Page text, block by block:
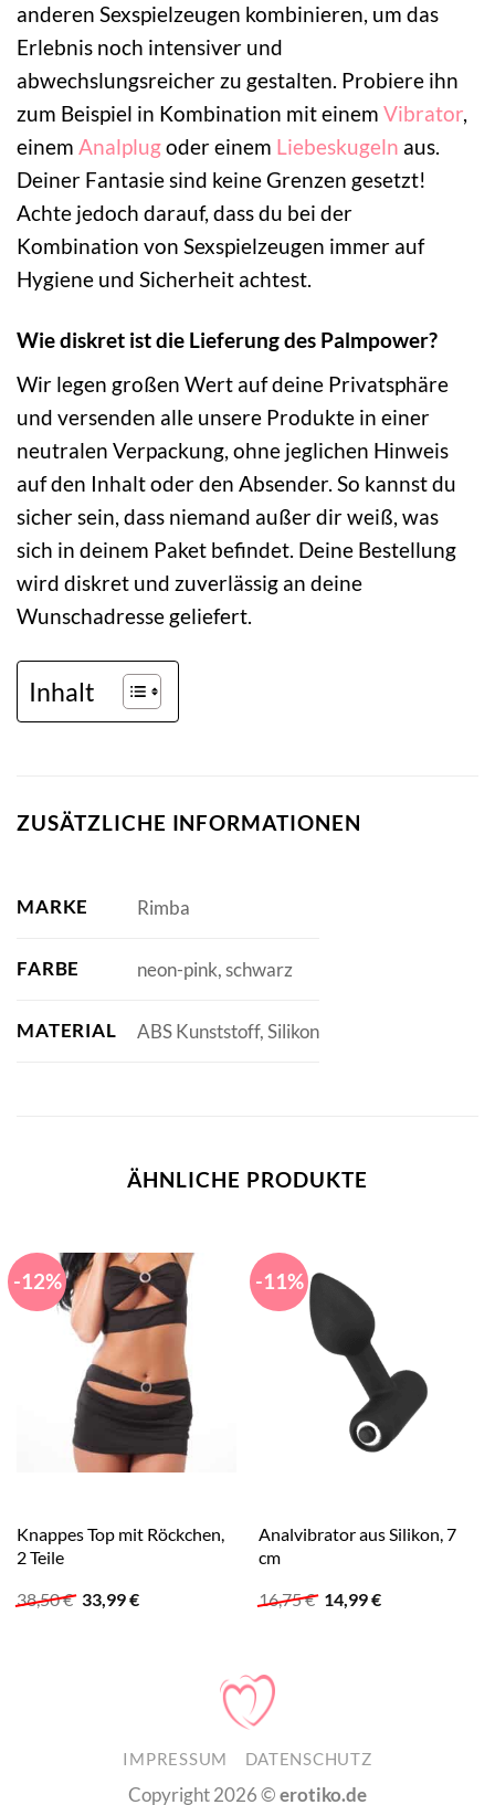
anderen Sexspielzeugen kombinieren, um das
Erlebnis noch intensiver und
abwechslungsreicher zu gestalten. Probiere ihn
zum Beispiel in Kombination mit einem Vibrator,
einem Analplugoder einem Liebeskugeln aus.
Deiner Fantasie sind keine Grenzen gesetzt!
Achte jedoch darauf, dass du bei der
Kombination von Sexspielzeugen immer auf
Hygiene und Sicherheit achtest.
Wie diskret ist die Lieferung des Palmpower?
Wir legen großen Wert auf deine Privatsphäre
und versenden alle unsere Produkte in einer
neutralen Verpackung, ohne jeglichen Hinweis
auf den Inhalt oder den Absender. So kannst du
sicher sein, dass niemand außer dir weiß, was
sich in deinem Paket befindet. Deine Bestellung
wird diskret und zuverlässig an deine
Wunschadresse geliefert.
Inhalt
ZUSÄTZLICHE INFORMATIONEN
MARKE Rimba
FARBE neon-pink, schwarz
MATERIAL ABS Kunststoff, Silikon
ÄHNLICHE PRODUKTE
-12%
Knappes Top mit Röckchen,
2 Teile
38,50€ Ursprünglicher
Preis
33,99€Aktueller
-11%
Analvibrator aus Silikon, 7
cm
16,75€ Ursprünglicher
Preis
14,99€Aktueller
IMPRESSUM DATENSCHUTZ
Copyright 2026 ©erotiko.de